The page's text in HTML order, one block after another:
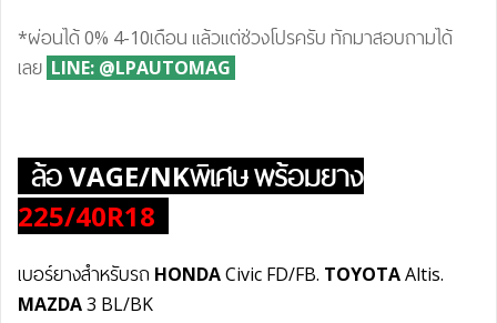
*ผ่อนได้ 0% 4-10เดือน แล้วแต่ช่วงโปรครับ ทักมาสอบถามได้
เลย LINE: @LPAUTOMAG
ล้อ VAGE/NKพิเศษ พร้อมยาง
225/40R18
เบอร์ยางสำหรับรถ HONDACivic FD/FB. TOYOTAAltis.
MAZDA3 BL/BK